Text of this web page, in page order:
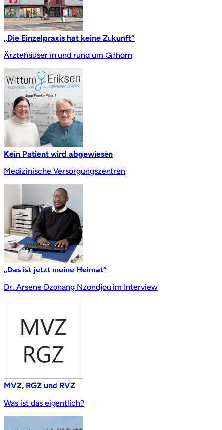
„Die Einzelpraxis hat keine Zukunft“
Ärztehäuser in und rund um Gifhorn
Kein Patient wird abgewiesen
Medizinische Versorgungszentren
„Das ist jetzt meine Heimat“
Dr. Arsene Dzonang Nzondjou im Interview
MVZ, RGZ und RVZ
Was ist das eigentlich?